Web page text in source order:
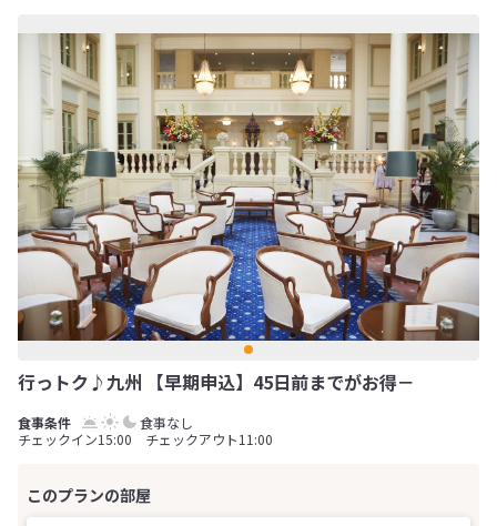
行っトク♪九州 【早期申込】45日前までがお得－
食事なし
チェックイン15:00 チェックアウト11:00